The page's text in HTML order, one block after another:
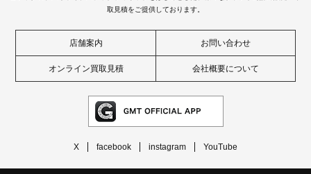
取見積をご提供しております。
店舗案内 お問い合わせ
オンライン買取見積 会社概要について
X facebook instagram YouTube